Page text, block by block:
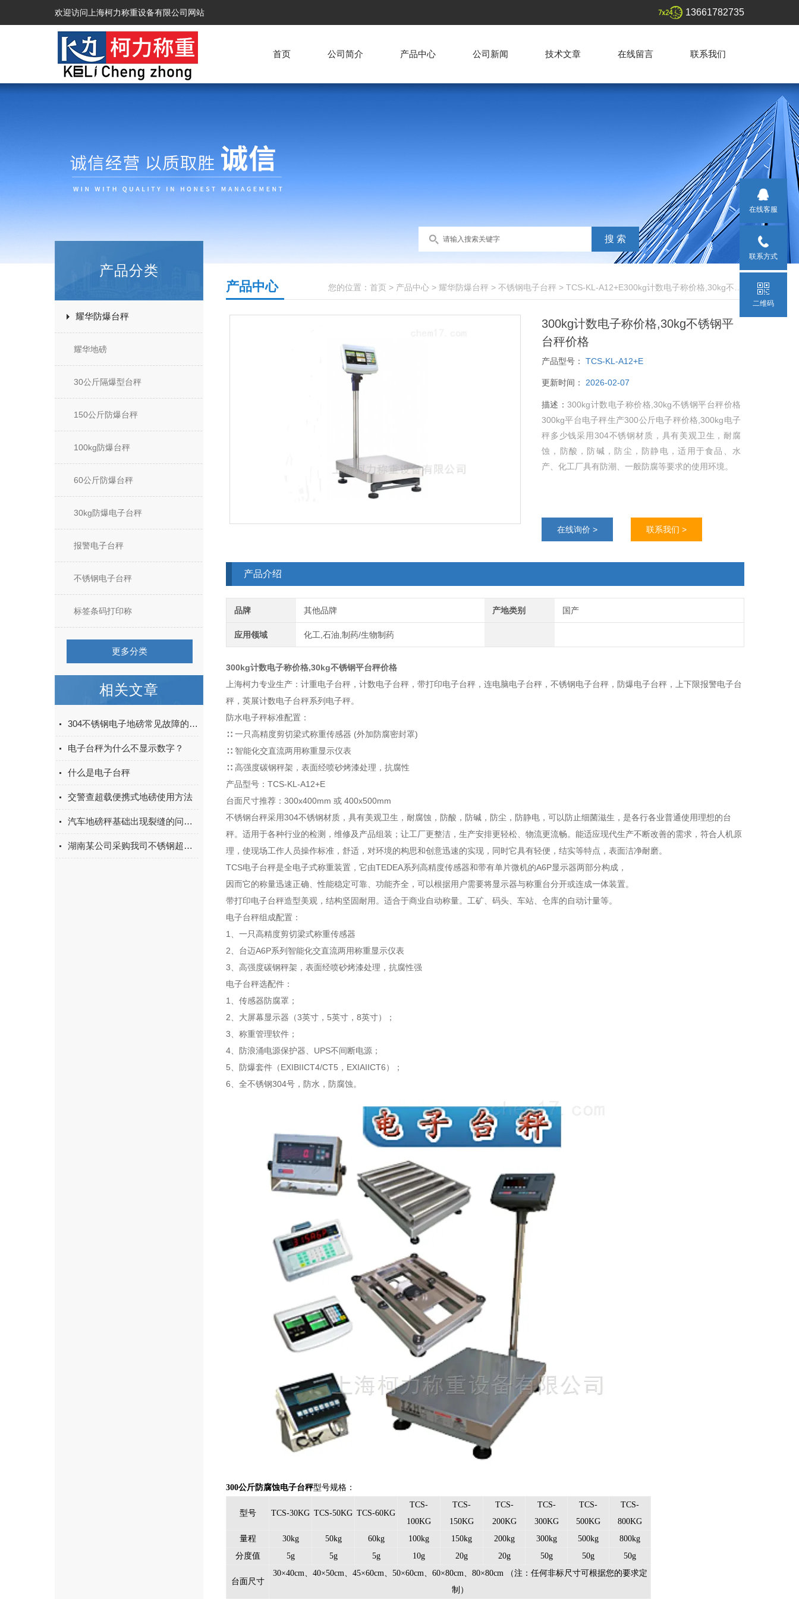
欢迎访问上海柯力称重设备有限公司网站 13661782735
首页 公司简介 产品中心 公司新闻 技术文章 在线留言 联系我们
产品分类
耀华防爆台秤
耀华地磅
30公斤隔爆型台秤
150公斤防爆台秤
100kg防爆台秤
60公斤防爆台秤
30kg防爆电子台秤
报警电子台秤
不锈钢电子台秤
标签条码打印称
更多分类
相关文章
304不锈钢电子地磅常见故障的解决办法
电子台秤为什么不显示数字？
什么是电子台秤
交警查超载便携式地磅使用方法
汽车地磅秤基础出现裂缝的问题如何预防？
湖南某公司采购我司不锈钢超低电子地磅
您的位置： 首页 > 产品中心 > 耀华防爆台秤 > 不锈钢电子台秤 > TCS-KL-A12+E300kg计数电子称价格,30kg不锈钢平台秤价格
产品中心
300kg计数电子称价格,30kg不锈钢平
台秤价格
产品型号： TCS-KL-A12+E
更新时间： 2026-02-07
描述：300kg计数电子称价格,30kg不锈钢平台秤价格
300kg平台电子秤生产300公斤电子秤价格,300kg电子
秤多少钱采用304不锈钢材质，具有美观卫生，耐腐
蚀，防酸，防碱，防尘，防静电，适用于食品、水
产、化工厂具有防潮、一般防腐等要求的使用环境。
在线询价 > 联系我们 >
产品介绍
品牌 其他品牌 产地类别 国产
应用领域 化工,石油,制药/生物制药
300kg计数电子称价格,30kg不锈钢平台秤价格
上海柯力专业生产：计重电子台秤，计数电子台秤，带打印电子台秤，连电脑电子台秤，不锈钢电子台秤，防爆电子台秤，上下限报警电子台
秤，英展计数电子台秤系列电子秤。
防水电子秤标准配置：
∷ 一只高精度剪切梁式称重传感器 (外加防腐密封罩)
∷ 智能化交直流两用称重显示仪表
∷ 高强度碳钢秤架，表面经喷砂烤漆处理，抗腐性
产品型号：TCS-KL-A12+E
台面尺寸推荐：300x400mm 或 400x500mm
不锈钢台秤采用304不锈钢材质，具有美观卫生，耐腐蚀，防酸，防碱，防尘，防静电，可以防止细菌滋生，是各行各业普通使用理想的台
秤。适用于各种行业的检测，维修及产品组装；让工厂更整洁，生产安排更轻松、物流更流畅。能适应现代生产不断改善的需求，符合人机原
理，使现场工作人员操作标准，舒适，对环境的构思和创意迅速的实现，同时它具有轻便，结实等特点，表面洁净耐磨。
TCS电子台秤是全电子式称重装置，它由TEDEA系列高精度传感器和带有单片微机的A6P显示器两部分构成，
因而它的称量迅速正确、性能稳定可靠、功能齐全，可以根据用户需要将显示器与称重台分开或连成一体装置。
带打印电子台秤造型美观，结构坚固耐用。适合于商业自动称量。工矿、码头、车站、仓库的自动计量等。
电子台秤组成配置：
1、一只高精度剪切梁式称重传感器
2、台迈A6P系列智能化交直流两用称重显示仪表
3、高强度碳钢秤架，表面经喷砂烤漆处理，抗腐性强
电子台秤选配件：
1、传感器防腐罩；
2、大屏幕显示器（3英寸，5英寸，8英寸）；
3、称重管理软件；
4、防浪涌电源保护器、UPS不间断电源；
5、防爆套件（EXIBIICT4/CT5，EXIAIICT6）；
6、全不锈钢304号，防水，防腐蚀。
300公斤防腐蚀电子台秤型号规格：
型号 TCS-30KG TCS-50KG TCS-60KG
TCS-
100KG
TCS-
150KG
TCS-
200KG
TCS-
300KG
TCS-
500KG
TCS-
800KG
量程
30kg 50kg 60kg 100kg 150kg 200kg 300kg 500kg
800kg
分度值
5g 5g 5g 10g 20g 20g 50g 50g 50g
台面尺寸
30×40cm、40×50cm、45×60cm、50×60cm、60×80cm、80×80cm （注：任何非标尺寸可根据您的要求定
制）
在线客服
联系方式
二维码